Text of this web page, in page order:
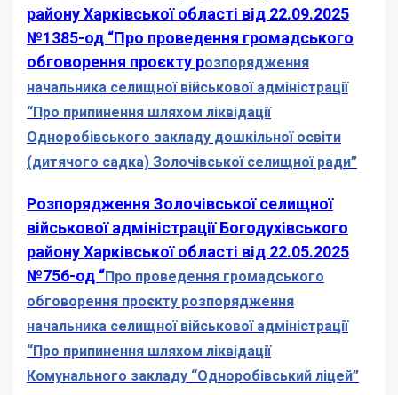
району Харківської області від 22.09.2025
№1385-од “Про проведення громадського
обговорення проєкту розпорядження
начальника селищної військової адміністрації
“Про припинення шляхом ліквідації
Одноробівського закладу дошкільної освіти
(дитячого садка) Золочівської селищної ради”
Розпорядження Золочівської селищної
військової адміністрації Богодухівського
району Харківської області від 22.05.2025
№756-од “Про проведення громадського
обговорення проєкту розпорядження
начальника селищної військової адміністрації
“Про припинення шляхом ліквідації
Комунального закладу “Одноробівський ліцей”